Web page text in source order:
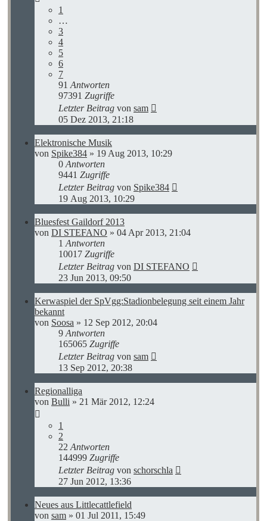
1
…
3
4
5
6
7
91 Antworten
97391 Zugriffe
Letzter Beitrag von sam
05 Dez 2013, 21:18
Elektronische Musik
von Spike384 » 19 Aug 2013, 10:29
0 Antworten
9441 Zugriffe
Letzter Beitrag von Spike384
19 Aug 2013, 10:29
Bluesfest Gaildorf 2013
von DI STEFANO » 04 Apr 2013, 21:04
1 Antworten
10017 Zugriffe
Letzter Beitrag von DI STEFANO
23 Jun 2013, 09:50
Kerwaspiel der SpVgg:Stadionbelegung seit einem Jahr
bekannt
von Soosa » 12 Sep 2012, 20:04
9 Antworten
165065 Zugriffe
Letzter Beitrag von sam
13 Sep 2012, 20:38
Regionalliga
von Bulli » 21 Mär 2012, 12:24
1
2
22 Antworten
144999 Zugriffe
Letzter Beitrag von schorschla
27 Jun 2012, 13:36
Neues aus Littlecattlefield
von sam » 01 Jul 2011, 15:49